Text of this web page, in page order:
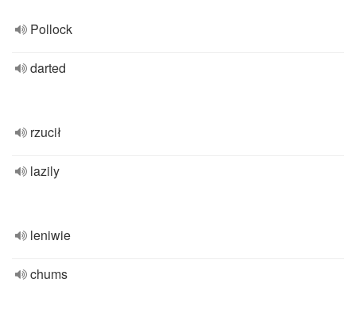
Pollock
darted
rzucił
lazily
leniwie
chums